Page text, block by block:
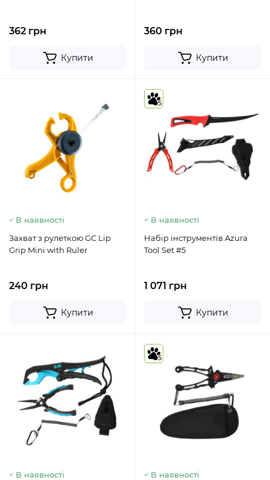
362 грн
Купити
360 грн
Купити
В наявності
Захват з рулеткою GC Lip
Grip Mini with Ruler
240 грн
Купити
5
В наявності
Набір інструментів Azura
Tool Set #5
1 071 грн
Купити
В наявності
5
В наявності